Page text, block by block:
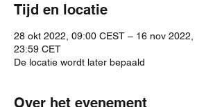
Tijd en locatie
28 okt 2022, 09:00 CEST – 16 nov 2022,
23:59 CET
De locatie wordt later bepaald
Over het evenement